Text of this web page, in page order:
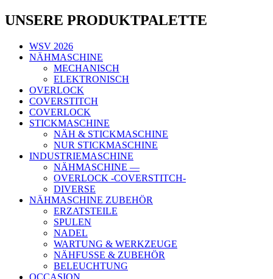
UNSERE PRODUKTPALETTE
WSV 2026
NÄHMASCHINE
MECHANISCH
ELEKTRONISCH
OVERLOCK
COVERSTITCH
COVERLOCK
STICKMASCHINE
NÄH & STICKMASCHINE
NUR STICKMASCHINE
INDUSTRIEMASCHINE
NÄHMASCHINE —
OVERLOCK -COVERSTITCH-
DIVERSE
NÄHMASCHINE ZUBEHÖR
ERZATSTEILE
SPULEN
NADEL
WARTUNG & WERKZEUGE
NÄHFUSSE & ZUBEHÖR
BELEUCHTUNG